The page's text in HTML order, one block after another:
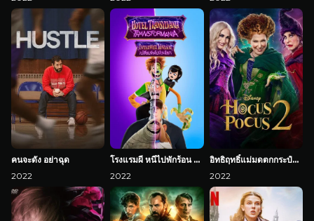
คนจะดัง อย่าฉุด
2022
โรงแรมผี หนีไปพักร้อน 4: เปลี่ยนร่างไปป่วนโลก
2022
อิทธิฤทธิ์แม่มดตกกระป๋อง 2
2022